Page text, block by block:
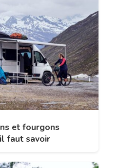
et fourgons
faut savoir